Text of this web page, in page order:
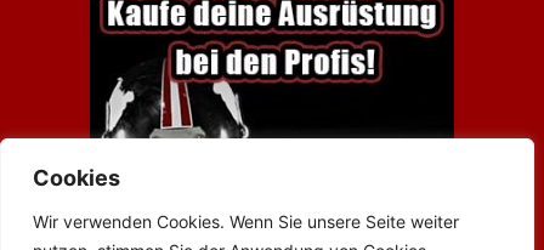
Cookies
Wir verwenden Cookies. Wenn Sie unsere Seite weiter